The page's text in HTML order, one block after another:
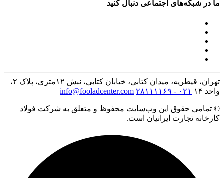
ما در شبکه‌های اجتماعی دنبال کنید
تهران، قیطریه، میدان کتابی، خیابان کتابی، نبش ۱۲متری، پلاک ۲،
واحد ۱۴
۰۲۱ - ۲۸۱۱۱۱۶۹ info@fooladcenter.com
© تمامی حقوق این وب‌سایت محفوظ و متعلق به شرکت فولاد
کارخانه تجارت ایرانیان است.